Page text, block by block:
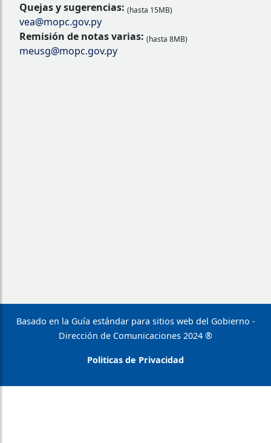
Quejas y sugerencias: (hasta 15MB)
vea@mopc.gov.py
Remisión de notas varias: (hasta 8MB)
meusg@mopc.gov.py
Basado en la Guía estándar para sitios web del Gobierno -
Dirección de Comunicaciones 2024 ®
Politicas de Privacidad